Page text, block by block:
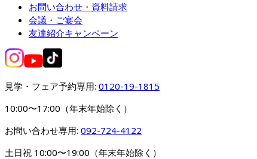
お問い合わせ・資料請求
会議・ご宴会
友達紹介キャンペーン
見学・フェア予約専用: 0120-19-1815
10:00〜17:00（年末年始除く）
お問い合わせ専用: 092-724-4122
土日祝 10:00〜19:00（年末年始除く）